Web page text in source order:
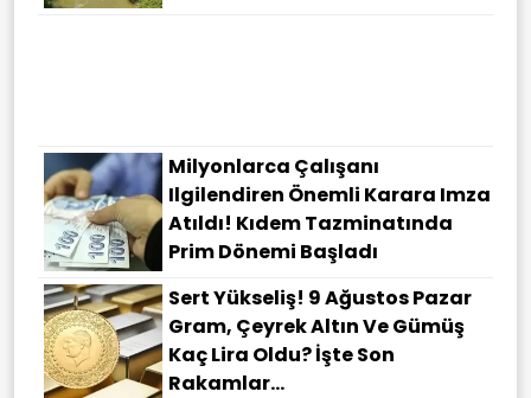
Milyonlarca Çalışanı
Ilgilendiren Önemli Karara Imza
Atıldı! Kıdem Tazminatında
Prim Dönemi Başladı
Sert Yükseliş! 9 Ağustos Pazar
Gram, Çeyrek Altın Ve Gümüş
Kaç Lira Oldu? İşte Son
Rakamlar...